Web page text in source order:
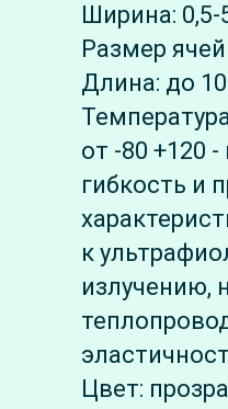
Ширина: 0,5-
Размер
Длина: до
от -80 +120 -
гибкость и
к
излучению,
Цвет: